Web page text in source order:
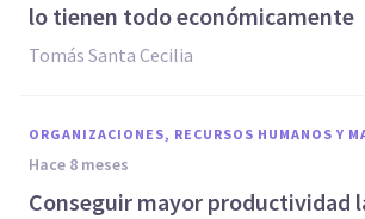
lo tienen todo económicamente
Tomás Santa Cecilia
ORGANIZACIONES, RECURSOS HUMANOS Y
hace 8 meses
Conseguir mayor productividad